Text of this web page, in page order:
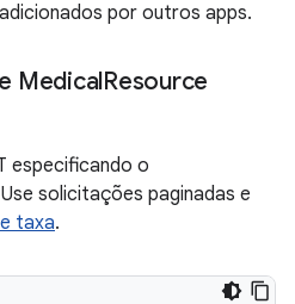
por outros apps.
MedicalResource
especificando o
solicitações paginadas e
taxa.